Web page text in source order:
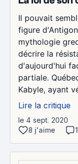
Il pouvait
figure
mythologie
décrire la
d'aujourd'hui
partiale.
Kabyle, ayant
Lire la critique
le 4 sept. 2020
8 j'aime
1